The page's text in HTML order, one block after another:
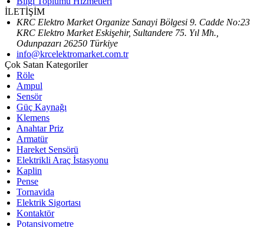
İLETİŞİM
KRC Elektro Market Organize Sanayi Bölgesi 9. Cadde No:23
KRC Elektro Market Eskişehir, Sultandere 75. Yıl Mh.,
Odunpazarı 26250 Türkiye
info@krcelektromarket.com.tr
Çok Satan Kategoriler
Röle
Ampul
Sensör
Güç Kaynağı
Klemens
Anahtar Priz
Armatür
Hareket Sensörü
Elektrikli Araç İstasyonu
Kaplin
Pense
Tornavida
Elektrik Sigortası
Kontaktör
Potansiyometre